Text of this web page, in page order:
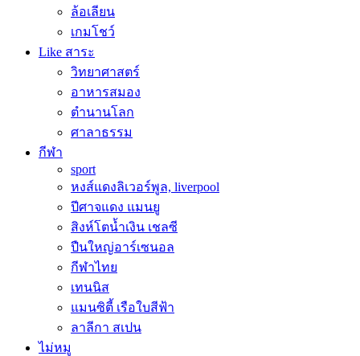
ล้อเลียน
เกมโชว์
Like สาระ
วิทยาศาสตร์
อาหารสมอง
ตำนานโลก
ศาลาธรรม
กีฬา
sport
หงส์แดงลิเวอร์พูล, liverpool
ปีศาจแดง แมนยู
สิงห์โตน้ำเงิน เชลซี
ปืนใหญ่อาร์เซนอล
กีฬาไทย
เทนนิส
แมนซิตี้ เรือใบสีฟ้า
ลาลีกา สเปน
ไม่หมู